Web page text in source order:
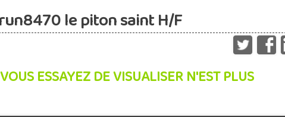
le piton saint H/F
ESSAYEZ DE VISUALISER N'EST PLUS